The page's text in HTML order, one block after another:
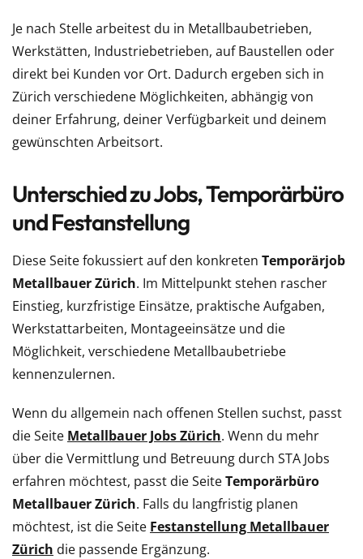
Je nach Stelle arbeitest du in Metallbaubetrieben,
Werkstätten, Industriebetrieben, auf Baustellen oder
direkt bei Kunden vor Ort. Dadurch ergeben sich in
Zürich verschiedene Möglichkeiten, abhängig von
deiner Erfahrung, deiner Verfügbarkeit und deinem
gewünschten Arbeitsort.
Unterschied zu Jobs, Temporärbüro
und Festanstellung
Diese Seite fokussiert auf den konkreten Temporärjob
Metallbauer Zürich. Im Mittelpunkt stehen rascher
Einstieg, kurzfristige Einsätze, praktische Aufgaben,
Werkstattarbeiten, Montageeinsätze und die
Möglichkeit, verschiedene Metallbaubetriebe
kennenzulernen.
Wenn du allgemein nach offenen Stellen suchst, passt
die Seite Metallbauer Jobs Zürich. Wenn du mehr
über die Vermittlung und Betreuung durch STA Jobs
erfahren möchtest, passt die SeiteTemporärbüro
Metallbauer Zürich. Falls du langfristig planen
möchtest, ist die Seite Festanstellung Metallbauer
Zürich die passende Ergänzung.